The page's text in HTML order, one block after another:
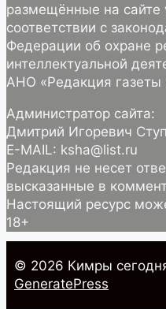
размещённые на сайте
соответствии с
Федерации об охране
интеллектуальной
АНО «Редакция
Администратор сайта:
Дмитрий Игоревич
E-MAIL: ksha@list.ru
Редакция не несет
высказанные в
Настоящий ресурс
18+
© 2026 Кимры
GeneratePress